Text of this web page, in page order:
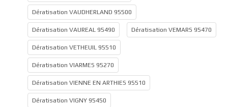
Dératisation VAUDHERLAND 95500
Dératisation VAUREAL 95490 Dératisation VEMARS 95470
Dératisation VETHEUIL 95510
Dératisation VIARMES 95270
Dératisation VIENNE EN ARTHIES 95510
Dératisation VIGNY 95450